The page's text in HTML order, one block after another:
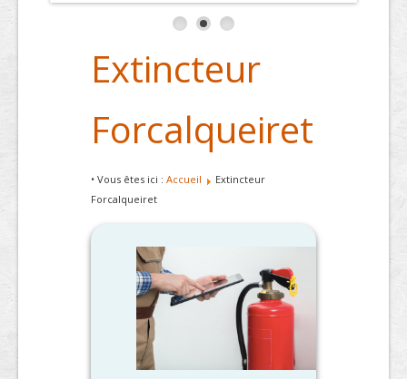
Extincteur
Forcalqueiret
• Vous êtes ici : Accueil
Extincteur
Forcalqueiret